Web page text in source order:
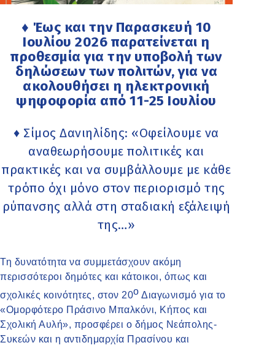
♦ Έως και την Παρασκευή 10
Ιουλίου 2026 παρατείνεται η
προθεσμία για την υποβολή των
δηλώσεων των πολιτών, για να
ακολουθήσει η ηλεκτρονική
ψηφοφορία από 11-25 Ιουλίου
♦ Σίμος Δανιηλίδης: «Οφείλουμε να
αναθεωρήσουμε πολιτικές και
πρακτικές και να συμβάλλουμε με κάθε
τρόπο όχι μόνο στον περιορισμό της
ρύπανσης αλλά στη σταδιακή εξάλειψή
της…»
Τη δυνατότητα να συμμετάσχουν ακόμη
περισσότεροι δημότες και κάτοικοι, όπως και
σχολικές κοινότητες, στον 20ο Διαγωνισμό για το
«Ομορφότερο Πράσινο Μπαλκόνι, Κήπος και
Σχολική Αυλή», προσφέρει ο δήμος Νεάπολης-
Συκεών και η αντιδημαρχία Πρασίνου και